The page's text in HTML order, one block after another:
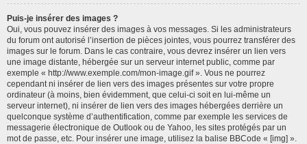
Puis-je insérer des images ?
Oui, vous pouvez insérer des images à vos messages. Si les administrateurs
du forum ont autorisé l’insertion de pièces jointes, vous pourrez transférer des
images sur le forum. Dans le cas contraire, vous devrez insérer un lien vers
une image distante, hébergée sur un serveur internet public, comme par
exemple « http://www.exemple.com/mon-image.gif ». Vous ne pourrez
cependant ni insérer de lien vers des images présentes sur votre propre
ordinateur (à moins, bien évidemment, que celui-ci soit en lui-même un
serveur internet), ni insérer de lien vers des images hébergées derrière un
quelconque système d’authentification, comme par exemple les services de
messagerie électronique de Outlook ou de Yahoo, les sites protégés par un
mot de passe, etc. Pour insérer une image, utilisez la balise BBCode « [img] ».